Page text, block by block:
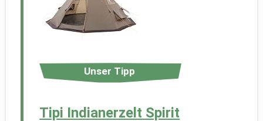
Unser Tipp
Tipi Indianerzelt Spirit